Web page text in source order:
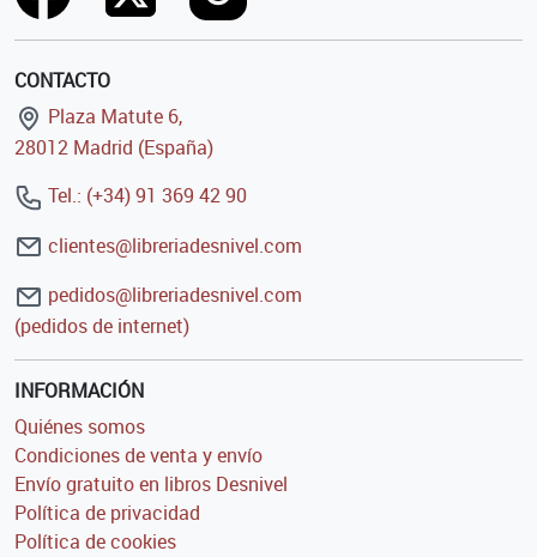
CONTACTO
Plaza Matute 6,
28012 Madrid (España)
Tel.: (+34) 91 369 42 90
clientes@libreriadesnivel.com
pedidos@libreriadesnivel.com
(pedidos de internet)
INFORMACIÓN
Quiénes somos
Condiciones de venta y envío
Envío gratuito en libros Desnivel
Política de privacidad
Política de cookies